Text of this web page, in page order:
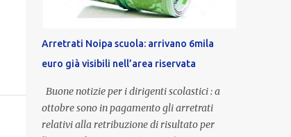
introduce inoltre un congedo speciale
dedicato alle donne vittime di violenza di
genere, in linea con la normativa nazionale e
con l’obiettivo di offrire maggiore tutela e
supporto in situazioni delicate. L’indennità
provinciale per i docenti è un unicum in
Italia: si tratta di una misura esclusiva della
Provincia autonoma di Bolzano, che integra
Arretrati Noipa scuola: arrivano 6mila
euro già visibili nell’area riservata
Buone notizie per i dirigenti scolastici : a
ottobre sono in pagamento gli arretrati
relativi alla retribuzione di risultato per